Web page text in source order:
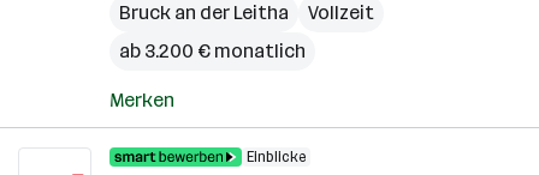
Bruck an der Leitha
Vollzeit
ab 3.200 € monatlich
Merken
Einblicke